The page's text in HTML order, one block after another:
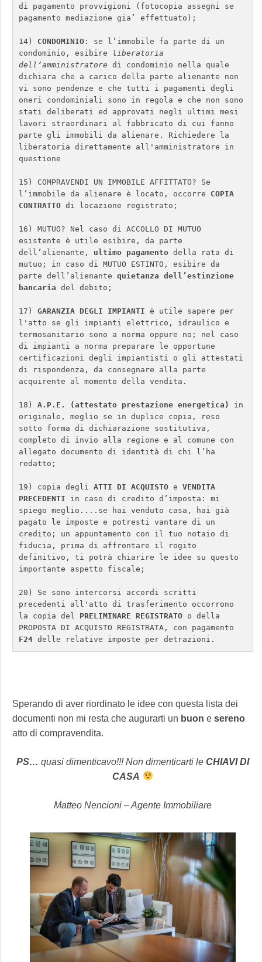
di pagamento provvigioni (fotocopia assegni se
pagamento mediazione gia’ effettuato);
14) CONDOMINIO : se l’immobile fa parte di un
condominio, esibire
liberatoria
dell’amministratore di condominio nella quale
dichiara che a carico della parte alienante non
vi sono pendenze e che tutti i pagamenti degli
oneri condominiali sono in regola e che non sono
stati deliberati ed approvati negli ultimi mesi
lavori straordinari al fabbricato di cui fanno
parte gli immobili da alienare. Richiedere la
liberatoria direttamente all'amministratore in
questione
15) COMPRAVENDI UN IMMOBILE AFFITTATO? Se
l’immobile da alienare è locato, occorre COPIA
CONTRATTO di locazione registrato;
16) MUTUO? Nel caso di ACCOLLO DI MUTUO
esistente è utile esibire, da parte
dell’alienante, ultimo pagamento della rata di
mutuo; in caso di MUTUO ESTINTO, esibire da
parte dell’alienante quietanza dell’estinzione
bancaria del debito;
17) GARANZIA DEGLI IMPIANTI è utile sapere per
l'atto se gli impianti elettrico, idraulico e
termosanitario sono a norma oppure no; nel caso
di impianti a norma preparare le opportune
certificazioni degli impiantisti o gli attestati
di rispondenza, da consegnare alla parte
acquirente al momento della vendita.
18) A.P.E. (attestato prestazione energetica)
in
originale, meglio se in duplice copia, reso
sotto forma di dichiarazione sostitutiva,
completo di invio alla regione e al comune con
allegato documento di identità di chi l’ha
redatto;
19) copia degli ATTI DI ACQUISTO e VENDITA
PRECEDENTI in caso di credito d’imposta: mi
spiego meglio....se hai venduto casa, hai già
pagato le imposte e potresti vantare di un
credito; un appuntamento con il tuo notaio di
fiducia, prima di affrontare il rogito
definitivo, ti potrà chiarire le idee su questo
importante aspetto fiscale;
20) Se sono intercorsi accordi scritti
precedenti all'atto di trasferimento occorrono
la copia del PRELIMINARE REGISTRATO o della
F24 delle relative imposte per detrazioni.
Sperando di aver riordinato le idee con questa lista dei
documenti non mi resta che augurarti un buon e sereno
atto di compravendita.
PS… quasi dimenticavo!!! Non dimenticarti le CHIAVI DI
CASA
Matteo Nencioni – Agente Immobiliare